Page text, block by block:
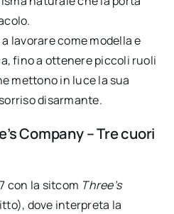
lavorare come modella e
fino a ottenere piccoli ruoli
mettono in luce la sua
disarmante.
Company – Tre cuori
con la sitcom Three’s
dove interpreta la